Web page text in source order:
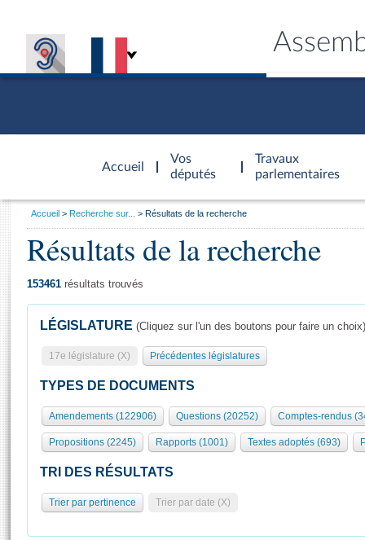
Accueil
d'accueil
Vos
députés
Travaux
parlementaires
Présidence
577 députés
Groupes politiques
Séance publique
Commissions et autres organes
Europe et International
Pétitions
Général
Rôle et pouvoirs de l'Assemblée
Organisation de l'Assemblée
Présidence Conférence des Présidents Bureau Collège des
Statistiques et chiffres clés
Visiter l'Assemblée
Visite virtuelle du palais Bourbon
Assister à une séance
Vous
Accueil Recherche sur... Résultats de la recherche
Résultats de la recherche
153461 résultats trouvés
LÉGISLATURE (Cliquez sur l'un des boutons pour faire un choix)
17e législature (X) Précédentes législatures
TYPES DE DOCUMENTS
Amendements (122906) Questions (20252) Comptes-rendus
Propositions (2245) Rapports (1001) Textes adoptés (693)
TRI DES RÉSULTATS
Trier par pertinence Trier par date (X)